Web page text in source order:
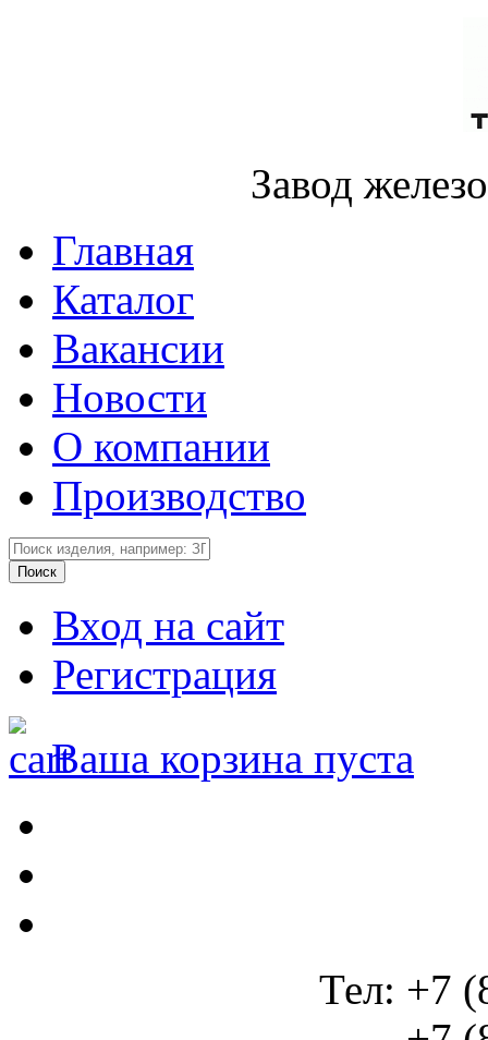
Завод
Главная
Каталог
Вакансии
Новости
О компании
Производство
Вход на сайт
Регистрация
Ваша корзина пуста
Тел: +7